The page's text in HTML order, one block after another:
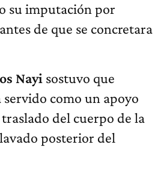
su imputación por
antes de que se concretara
Nayi sostuvo que
como un apoyo
del cuerpo de la
posterior del